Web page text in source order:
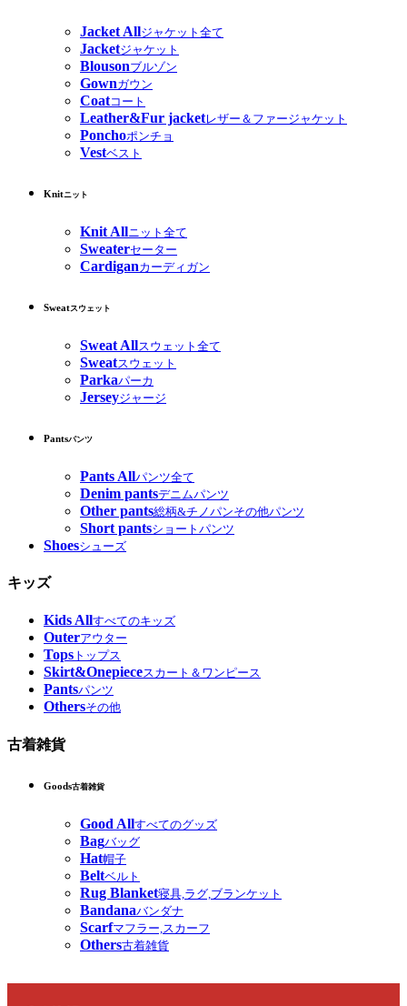
Jacket Allジャケット全て
Jacketジャケット
Blousonブルゾン
Gownガウン
Coatコート
Leather&Fur jacketレザー＆ファージャケット
Ponchoポンチョ
Vestベスト
Knitニット
Knit Allニット全て
Sweaterセーター
Cardiganカーディガン
Sweatスウェット
Sweat Allスウェット全て
Sweatスウェット
Parkaパーカ
Jerseyジャージ
Pantsパンツ
Pants Allパンツ全て
Denim pantsデニムパンツ
Other pants総柄&チノパンその他パンツ
Short pantsショートパンツ
Shoesシューズ
キッズ
Kids Allすべてのキッズ
Outerアウター
Tops トップス
Skirt&Onepieceスカート＆ワンピース
Pantsパンツ
Othersその他
古着雑貨
Goods古着雑貨
Good Allすべてのグッズ
Bagバッグ
Hat帽子
Beltベルト
Rug Blanket寝具,ラグ,ブランケット
Bandanaバンダナ
Scarfマフラー,スカーフ
Others古着雑貨